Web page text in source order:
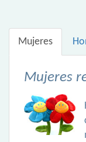
Mujeres
Mujeres